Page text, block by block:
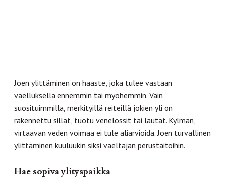
Joen ylittäminen on haaste, joka tulee vastaan
vaelluksella ennemmin tai myöhemmin. Vain
suosituimmilla, merkityillä reiteillä jokien yli on
rakennettu sillat, tuotu venelossit tai lautat. Kylmän,
virtaavan veden voimaa ei tule aliarvioida. Joen turvallinen
ylittäminen kuuluukin siksi vaeltajan perustaitoihin.
Hae sopiva ylityspaikka